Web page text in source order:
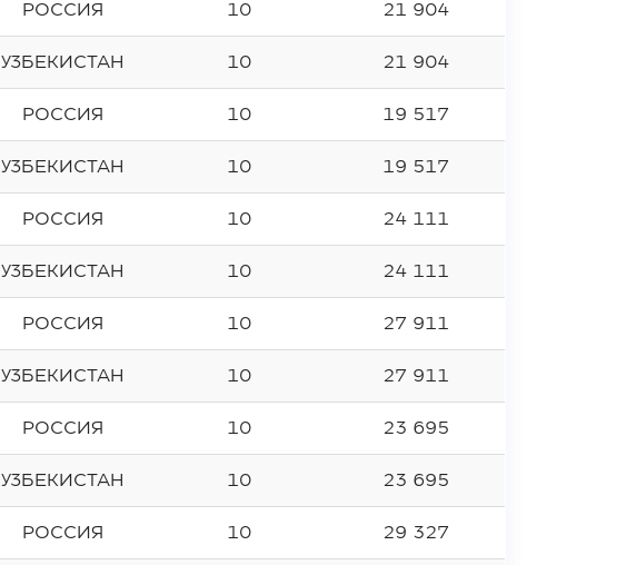
РОССИЯ 10 21 904
УЗБЕКИСТАН 10 21 904
РОССИЯ 10 19 517
УЗБЕКИСТАН 10 19 517
РОССИЯ 10 24 111
УЗБЕКИСТАН 10 24 111
РОССИЯ 10 27 911
УЗБЕКИСТАН 10 27 911
РОССИЯ 10 23 695
УЗБЕКИСТАН 10 23 695
РОССИЯ 10 29 327